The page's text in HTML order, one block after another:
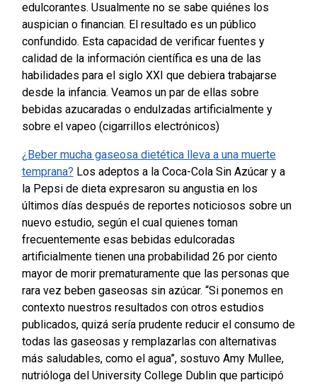
edulcorantes. Usualmente no se sabe quiénes los
auspician o financian. El resultado es un público
confundido. Esta capacidad de verificar fuentes y
calidad de la información científica es una de las
habilidades para el siglo XXI que debiera trabajarse
desde la infancia. Veamos un par de ellas sobre
bebidas azucaradas o endulzadas artificialmente y
sobre el vapeo (cigarrillos electrónicos)
¿Beber mucha gaseosa dietética lleva a una muerte
temprana? Los adeptos a la Coca-Cola Sin Azúcar y a
la Pepsi de dieta expresaron su angustia en los
últimos días después de reportes noticiosos sobre un
nuevo estudio, según el cual quienes toman
frecuentemente esas bebidas edulcoradas
artificialmente tienen una probabilidad 26 por ciento
mayor de morir prematuramente que las personas que
rara vez beben gaseosas sin azúcar. “Si ponemos en
contexto nuestros resultados con otros estudios
publicados, quizá sería prudente reducir el consumo de
todas las gaseosas y remplazarlas con alternativas
más saludables, como el agua”, sostuvo Amy Mullee,
nutrióloga del University College Dublin que participó